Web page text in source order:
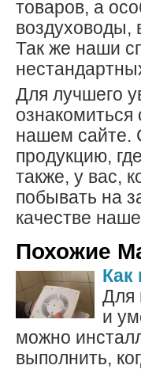
товаров, а
воздуховоды,
Так же наши
Для лучшего
нашем сайте.
продукцию,
также, у вас,
побывать на
качестве
Похожие
Как
Для
и
можно
выполнить,